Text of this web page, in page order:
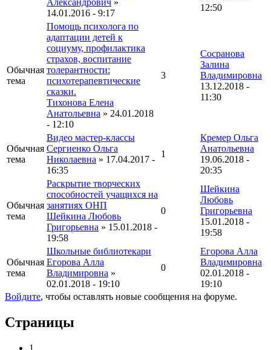
Александрович »
14.01.2016 - 9:17
12:50
Обычная
тема
Помощь психолога по
адаптации детей к
социуму, профилактика
страхов, воспитание
толерантности:
психотерапевтические
сказки.
Тихонова Елена
Анатольевна » 24.01.2018
- 12:10
3
Сосранова
Залина
Владимировна
13.12.2018 -
11:30
Обычная
тема
Видео мастер-классы
Сергиенко Ольга
Николаевна » 17.04.2017 -
16:35
1
Кремер Ольга
Анатольевна
19.06.2018 -
20:35
Обычная
тема
Раскрытие творческих
способностей учащихся на
занятиях ОНП
Шейкина Любовь
Григорьевна » 15.01.2018 -
19:58
0
Шейкина
Любовь
Григорьевна
15.01.2018 -
19:58
Обычная
тема
Школьные библиотекари
Егорова Алла
Владимировна »
02.01.2018 - 19:10
0
Егорова Алла
Владимировна
02.01.2018 -
19:10
Войдите, чтобы оставлять новые сообщения на форуме.
Страницы